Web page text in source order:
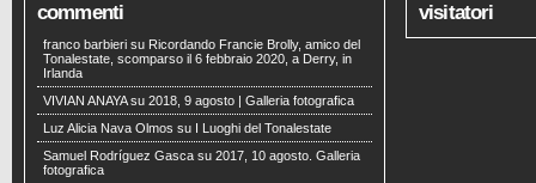
commenti
franco barbieri su Ricordando Francie Brolly, amico del
Tonalestate, scomparso il 6 febbraio 2020, a Derry, in
Irlanda
VIVIAN ANAYAsu 2018, 9 agosto | Galleria fotografica
Luz Alicia Nava Olmos su
I Luoghi del Tonalestate
Samuel Rodríguez Gasca su 2017, 10 agosto. Galleria
fotografica
visitatori